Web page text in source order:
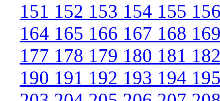
151 152 153 154 155
164 165 166 167 168
177 178 179 180 181
190 191 192 193 194